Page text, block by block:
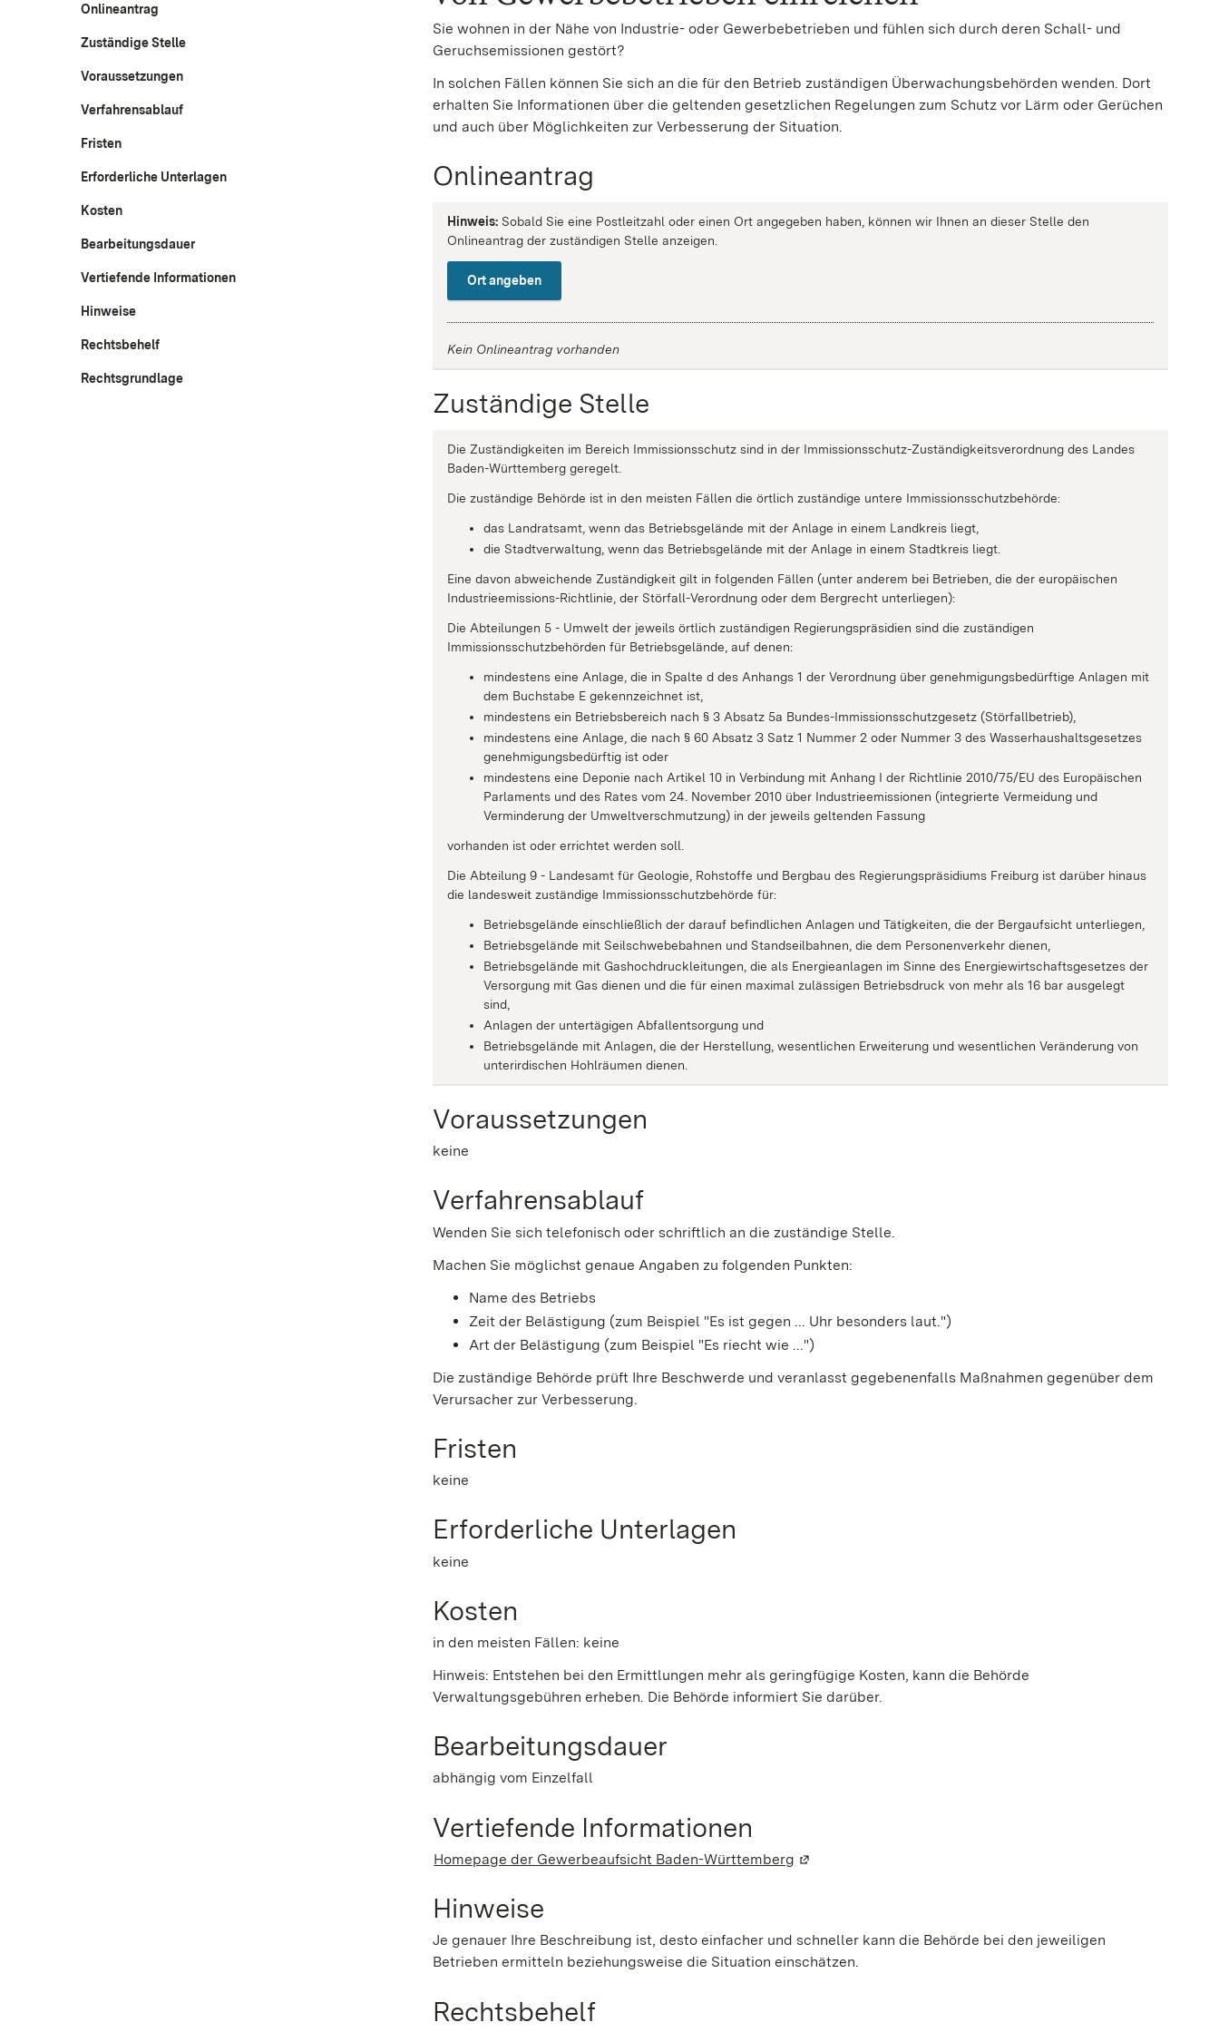
Onlineantrag
Zuständige Stelle
Voraussetzungen
Verfahrensablauf
Fristen
Erforderliche Unterlagen
Kosten
Bearbeitungsdauer
Vertiefende Informationen
Hinweise
Rechtsbehelf
Rechtsgrundlage
Sie wohnen in der Nähe von Industrie- oder Gewerbebetrieben und fühlen sich durch deren Schall- und
Geruchsemissionen gestört?
In solchen Fällen können Sie sich an die für den Betrieb zuständigen Überwachungsbehörden wenden. Dort
erhalten Sie Informationen über die geltenden gesetzlichen Regelungen zum Schutz vor Lärm oder Gerüchen
und auch über Möglichkeiten zur Verbesserung der Situation.
Onlineantrag
Hinweis: Sobald Sie eine Postleitzahl oder einen Ort angegeben haben, können wir Ihnen an dieser Stelle den
Onlineantrag der zuständigen Stelle anzeigen.
Ort angeben
Kein Onlineantrag vorhanden
Zuständige Stelle
Die Zuständigkeiten im Bereich Immissionsschutz sind in der Immissionsschutz-Zuständigkeitsverordnung des Landes
Baden-Württemberg geregelt.
Die zuständige Behörde ist in den meisten Fällen die örtlich zuständige untere Immissionsschutzbehörde:
das Landratsamt, wenn das Betriebsgelände mit der Anlage in einem Landkreis liegt,
die Stadtverwaltung, wenn das Betriebsgelände mit der Anlage in einem Stadtkreis liegt.
Eine davon abweichende Zuständigkeit gilt in folgenden Fällen (unter anderem bei Betrieben, die der europäischen
Industrieemissions-Richtlinie, der Störfall-Verordnung oder dem Bergrecht unterliegen):
Die Abteilungen 5 - Umwelt der jeweils örtlich zuständigen Regierungspräsidien sind die zuständigen
Immissionsschutzbehörden für Betriebsgelände, auf denen:
mindestens eine Anlage, die in Spalte d des Anhangs 1 der Verordnung über genehmigungsbedürftige Anlagen mit
dem Buchstabe E gekennzeichnet ist,
mindestens ein Betriebsbereich nach § 3 Absatz 5a Bundes-Immissionsschutzgesetz (Störfallbetrieb),
mindestens eine Anlage, die nach § 60 Absatz 3 Satz 1 Nummer 2 oder Nummer 3 des Wasserhaushaltsgesetzes
genehmigungsbedürftig ist oder
mindestens eine Deponie nach Artikel 10 in Verbindung mit Anhang I der Richtlinie 2010/75/EU des Europäischen
Parlaments und des Rates vom 24. November 2010 über Industrieemissionen (integrierte Vermeidung und
Verminderung der Umweltverschmutzung) in der jeweils geltenden Fassung
vorhanden ist oder errichtet werden soll.
Die Abteilung 9 - Landesamt für Geologie, Rohstoffe und Bergbau des Regierungspräsidiums Freiburg ist darüber hinaus
die landesweit zuständige Immissionsschutzbehörde für:
Betriebsgelände einschließlich der darauf befindlichen Anlagen und Tätigkeiten, die der Bergaufsicht unterliegen,
Betriebsgelände mit Seilschwebebahnen und Standseilbahnen, die dem Personenverkehr dienen,
Betriebsgelände mit Gashochdruckleitungen, die als Energieanlagen im Sinne des Energiewirtschaftsgesetzes der
Versorgung mit Gas dienen und die für einen maximal zulässigen Betriebsdruck von mehr als 16 bar ausgelegt
sind,
Anlagen der untertägigen Abfallentsorgung und
Betriebsgelände mit Anlagen, die der Herstellung, wesentlichen Erweiterung und wesentlichen Veränderung von
unterirdischen Hohlräumen dienen.
Voraussetzungen
keine
Verfahrensablauf
Wenden Sie sich telefonisch oder schriftlich an die zuständige Stelle.
Machen Sie möglichst genaue Angaben zu folgenden Punkten:
Name des Betriebs
Zeit der Belästigung (zum Beispiel "Es ist gegen ... Uhr besonders laut.")
Art der Belästigung (zum Beispiel "Es riecht wie ...")
Die zuständige Behörde prüft Ihre Beschwerde und veranlasst gegebenenfalls Maßnahmen gegenüber dem
Verursacher zur Verbesserung.
Fristen
keine
Erforderliche Unterlagen
keine
Kosten
in den meisten Fällen: keine
Hinweis: Entstehen bei den Ermittlungen mehr als geringfügige Kosten, kann die Behörde
Verwaltungsgebühren erheben. Die Behörde informiert Sie darüber.
Bearbeitungsdauer
abhängig vom Einzelfall
Vertiefende Informationen
Homepage der Gewerbeaufsicht Baden-Württemberg (Wird in einem neuen Fenster geöffnet)
Hinweise
Je genauer Ihre Beschreibung ist, desto einfacher und schneller kann die Behörde bei den jeweiligen
Betrieben ermitteln beziehungsweise die Situation einschätzen.
Rechtsbehelf